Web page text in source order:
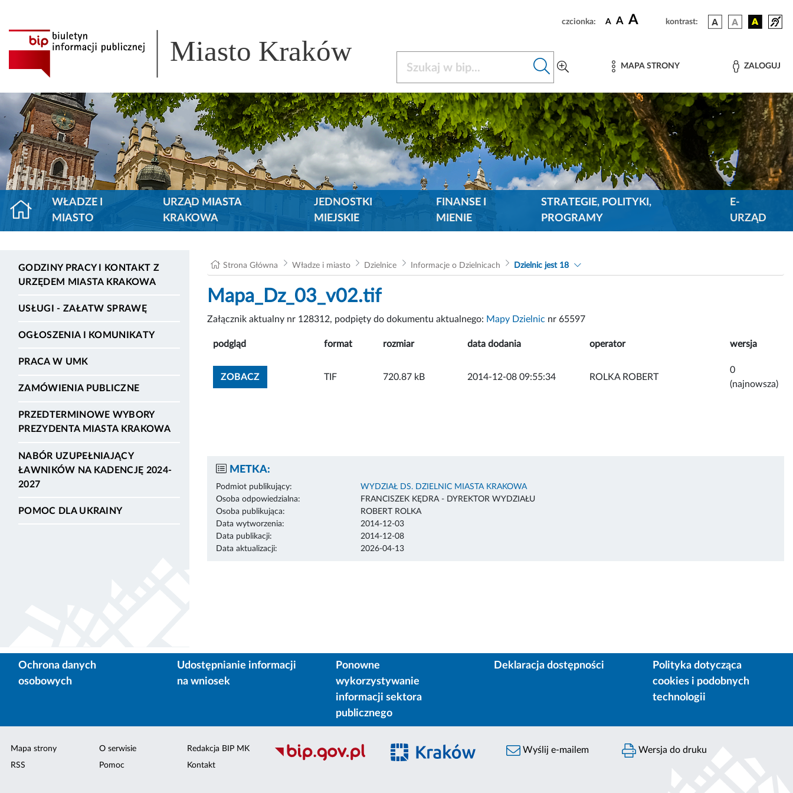
czcionka: A A A kontrast:
Miasto Kraków MAPA STRONY ZALOGUJ
WŁADZE I
MIASTO
URZĄD MIASTA
KRAKOWA
JEDNOSTKI
MIEJSKIE
FINANSE I
MIENIE
STRATEGIE, POLITYKI,
PROGRAMY
E-
URZĄD
GODZINY PRACY I KONTAKT Z
URZĘDEM MIASTA KRAKOWA
USŁUGI - ZAŁATW SPRAWĘ
OGŁOSZENIA I KOMUNIKATY
PRACA W UMK
ZAMÓWIENIA PUBLICZNE
PRZEDTERMINOWE WYBORY
PREZYDENTA MIASTA KRAKOWA
NABÓR UZUPEŁNIAJĄCY
ŁAWNIKÓW NA KADENCJĘ 2024-
2027
POMOC DLA UKRAINY
Strona Główna Władze i miasto Dzielnice Informacje o Dzielnicach Dzielnic jest 18
Mapa_Dz_03_v02.tif
Załącznik aktualny nr 128312, podpięty do dokumentu aktualnego: Mapy Dzielnic nr 65597
podgląd format rozmiar data dodania operator wersja
ZOBACZZOBACZ ZAŁĄCZNIK
TIF 720.87 kB 2014-12-08 09:55:34 ROLKA ROBERT
0
(najnowsza)
METKA:
Podmiot publikujący:
WYDZIAŁ DS. DZIELNIC MIASTA KRAKOWA
Osoba odpowiedzialna:
FRANCISZEK KĘDRA - DYREKTOR WYDZIAŁU
Osoba publikująca:
ROBERT ROLKA
Data wytworzenia:
2014-12-03
Data publikacji:
2014-12-08
Data aktualizacji:
2026-04-13
Ochrona danych
osobowych
Udostępnianie informacji
na wniosek
Ponowne
wykorzystywanie
informacji sektora
publicznego
Deklaracja dostępności
Polityka dotycząca
cookies i podobnych
technologii
Mapa strony
RSS
O serwisie
Pomoc
Redakcja BIP MK
Kontakt
Wyślij e-mailem Wersja do druku